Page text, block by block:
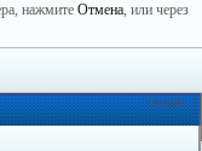
нажмите Отмена, или через
Онлайн: 1